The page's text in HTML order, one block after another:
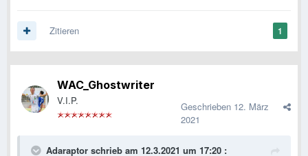
1
Zitieren
WAC_Ghostwriter
V.I.P. Geschrieben 12. März
2021
Adaraptor schrieb am 12.3.2021 um 17:20 :